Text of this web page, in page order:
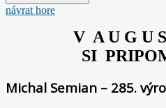
návrat hore
V A U G U
SI
Michal Semian – 285.